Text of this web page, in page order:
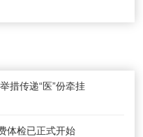
措传递“医”份牵挂
体检已正式开始